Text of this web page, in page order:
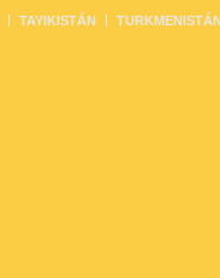
TAYIKISTÁN